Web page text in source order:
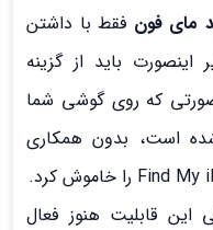
مای فون فقط با داشتن
باید از گزینه
صورتی که روی گوشی شما
است، بدون همکاری
این قابلیت هنوز فعال